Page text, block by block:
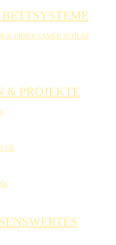
& ERHOLSAMER SCHLAF
& PROJEKTE